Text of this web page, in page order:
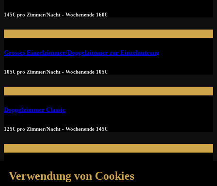
145€ pro Zimmer/Nacht - Wochenende 160€
Grosses Einzelzimmer/Doppelzimmer zur Einzelnutzung
105€ pro Zimmer/Nacht - Wochenende 105€
Doppelzimmer Classic
125€ pro Zimmer/Nacht - Wochenende 145€
Verwendung von Cookies